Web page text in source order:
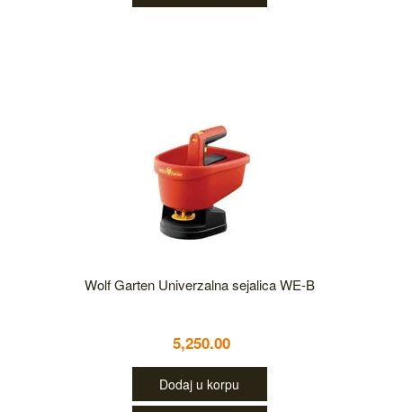
Wolf Garten Univerzalna sejalica WE-B
5,250.00
Dodaj u korpu